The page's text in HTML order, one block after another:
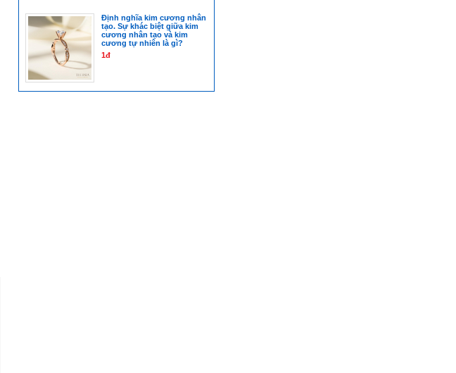
Định nghĩa kim cương nhân
tạo. Sự khác biệt giữa kim
cương nhân tạo và kim
cương tự nhiên là gì?
1đ